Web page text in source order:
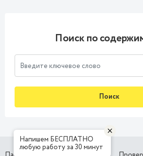
Поиск по
Поиск
Напишем БЕСПЛАТНО
любую работу за 30 минут